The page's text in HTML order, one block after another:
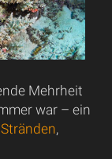
Mehrheit
war – ein
,